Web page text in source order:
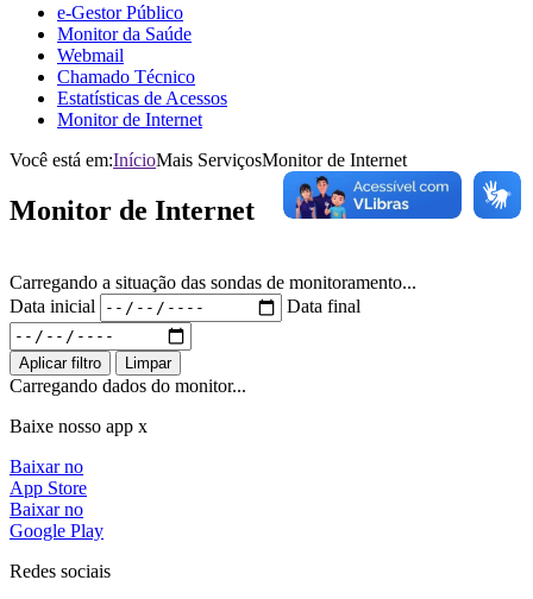
e-Gestor Público
Monitor da Saúde
Webmail
Chamado Técnico
Estatísticas de Acessos
Monitor de Internet
Você está em:InícioMais ServiçosMonitor de Internet
Monitor de Internet
Carregando a situação das sondas de monitoramento...
Data inicial
Data final
Aplicar filtro Limpar
Carregando dados do monitor...
Baixe nosso app x
Baixar no
App Store
Baixar no
Google Play
Redes sociais